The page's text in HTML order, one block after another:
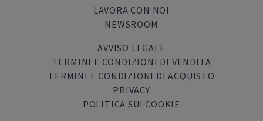
LAVORA CON NOI
NEWSROOM
AVVISO LEGALE
TERMINI E CONDIZIONI DI VENDITA
TERMINI E CONDIZIONI DI ACQUISTO
PRIVACY
POLITICA SUI COOKIE